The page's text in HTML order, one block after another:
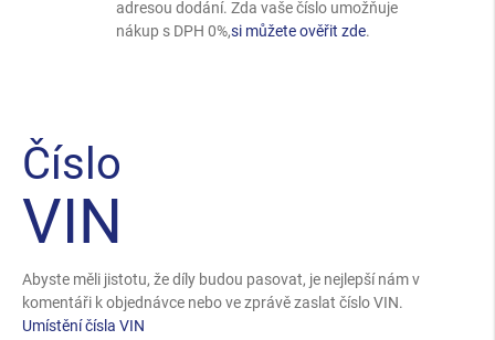
adresou dodání. Zda vaše číslo umožňuje
nákup s DPH 0%,si můžete ověřit zde.
Číslo
VIN
Abyste měli jistotu, že díly budou pasovat, je nejlepší nám v
komentáři k objednávce nebo ve zprávě zaslat číslo VIN.
Umístění čísla VIN